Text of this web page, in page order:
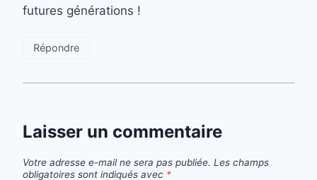
futures générations !
Répondre
Laisser un commentaire
Votre adresse e-mail ne sera pas publiée. Les champs
obligatoires sont indiqués avec *